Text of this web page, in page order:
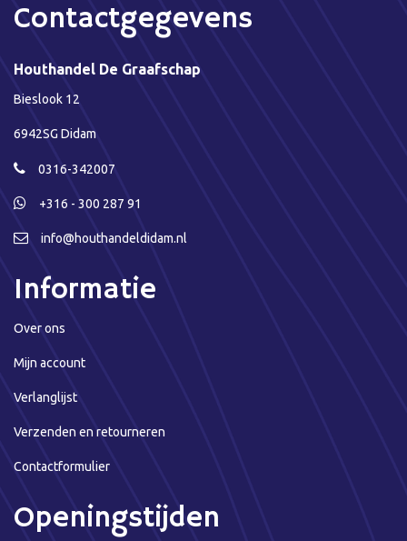
Contactgegevens
Houthandel De Graafschap
Bieslook 12
6942SG Didam
0316-342007
+316 - 300 287 91
info@houthandeldidam.nl
Informatie
Over ons
Mijn account
Verlanglijst
Verzenden en retourneren
Contactformulier
Openingstijden